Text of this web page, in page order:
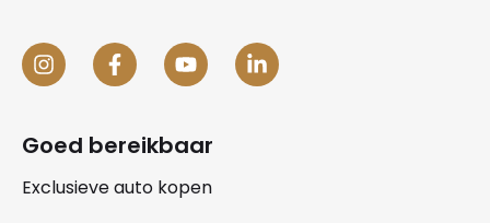
Goed bereikbaar
Exclusieve auto kopen